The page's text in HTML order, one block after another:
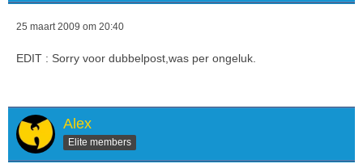
25 maart 2009 om 20:40
EDIT : Sorry voor dubbelpost,was per ongeluk.
Alex
Elite members